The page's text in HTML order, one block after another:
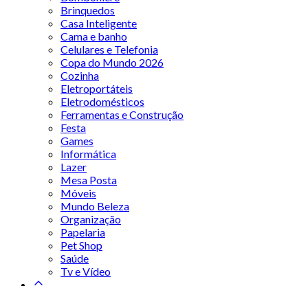
Brinquedos
Casa Inteligente
Cama e banho
Celulares e Telefonia
Copa do Mundo 2026
Cozinha
Eletroportáteis
Eletrodomésticos
Ferramentas e Construção
Festa
Games
Informática
Lazer
Mesa Posta
Móveis
Mundo Beleza
Organização
Papelaria
Pet Shop
Saúde
Tv e Vídeo